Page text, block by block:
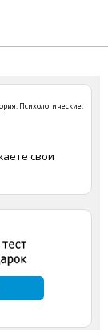
Психологические.
свои